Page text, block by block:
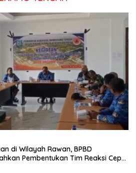
di Wilayah Rawan, BPBD
Pembentukan Tim Reaksi Cepat